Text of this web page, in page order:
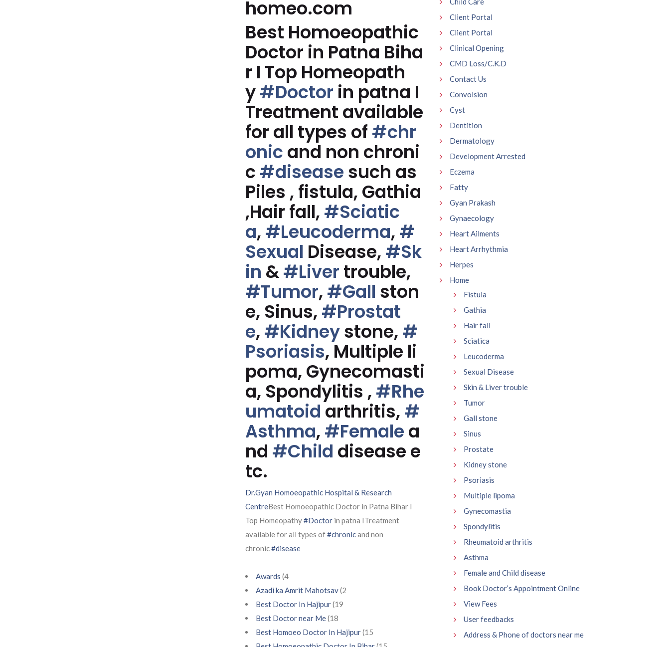
homeo.com
Best Homoeopathic
Doctor in Patna Biha
r I Top Homeopath
y#Doctor in patna I
Treatment available
for all types of #chr
onic and non chroni
c #disease such as
Piles , fistula, Gathia
,Hair fall, #Sciatic
a, #Leucoderma, #
Sexual Disease, #Sk
in &#Liver trouble,
#Tumor, #Gall ston
e, Sinus, #Prostat
e, #Kidneystone, #
Psoriasis, Multiple li
poma, Gynecomasti
a, Spondylitis , #Rhe
umatoid arthritis, #
Asthma, #Female a
nd #Child disease e
tc.
Dr.Gyan Homoeopathic Hospital & Research
CentreBest Homoeopathic Doctor in Patna Bihar I
Top Homeopathy#Doctor in patna ITreatment
available for all types of#chronicand non
chronic#disease
Awards (4
Azadi ka Amrit Mahotsav(2
Best Doctor In Hajipur(19
Best Doctor near Me(18
Best Homoeo Doctor In Hajipur(15
Client Portal
Client Portal
Clinical Opening
CMD Loss/C.K.D
Contact Us
Convolsion
Cyst
Dentition
Dermatology
Development Arrested
Eczema
Fatty
Gyan Prakash
Gynaecology
Heart Ailments
Heart Arrhythmia
Herpes
Home
Fistula
Gathia
Hair fall
Sciatica
Leucoderma
Sexual Disease
Skin & Liver trouble
Tumor
Gall stone
Sinus
Prostate
Kidney stone
Psoriasis
Multiple lipoma
Gynecomastia
Spondylitis
Rheumatoid arthritis
Asthma
Female and Child disease
Book Doctor’s Appointment Online
View Fees
User feedbacks
Address & Phone of doctors near me